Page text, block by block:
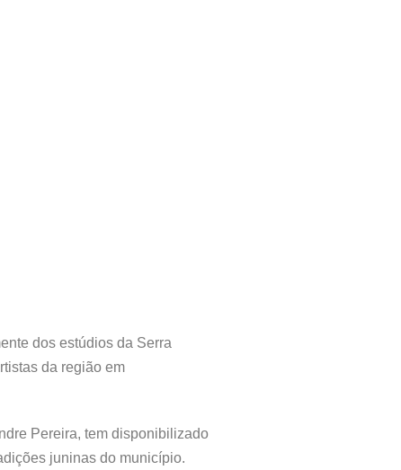
dos estúdios da Serra
da região em
Pereira, tem disponibilizado
juninas do município.